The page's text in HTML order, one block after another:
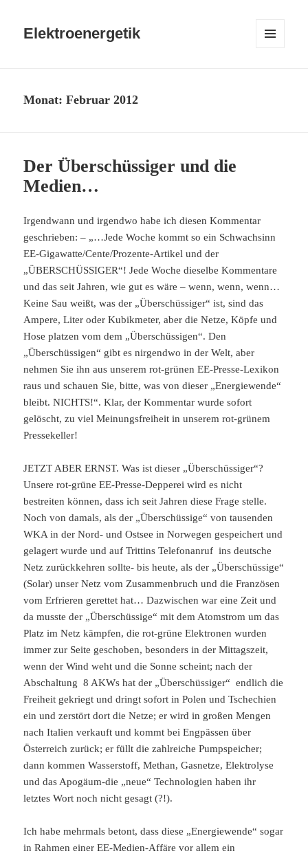
Elektroenergetik
Monat:Februar 2012
Der Überschüssiger und die
Medien…
Irgendwann und irgendwo habe ich diesen Kommentar
geschrieben: – „…Jede Woche kommt so ein Schwachsinn
EE-Gigawatte/Cente/Prozente-Artikel und der
„ÜBERSCHÜSSIGER“! Jede Woche dieselbe Kommentare
und das seit Jahren, wie gut es wäre – wenn, wenn, wenn…
Keine Sau weißt, was der „Überschüssiger“ ist, sind das
Ampere, Liter oder Kubikmeter, aber die Netze, Köpfe und
Hose platzen vom dem „Überschüssigen“. Den
„Überschüssigen“ gibt es nirgendwo in der Welt, aber
nehmen Sie ihn aus unserem rot-grünen EE-Presse-Lexikon
raus und schauen Sie, bitte, was von dieser „Energiewende“
bleibt. NICHTS!“. Klar, der Kommentar wurde sofort
gelöscht, zu viel Meinungsfreiheit in unserem rot-grünem
Pressekeller!
JETZT ABER ERNST. Was ist dieser „Überschüssiger“?
Unsere rot-grüne EE-Presse-Depperei wird es nicht
bestreiten können, dass ich seit Jahren diese Frage stelle.
Noch von damals, als der „Überschüssige“ von tausenden
WKA in der Nord- und Ostsee in Norwegen gespeichert und
gelagert wurde und auf Trittins Telefonanruf ins deutsche
Netz zurückkehren sollte- bis heute, als der „Überschüssige“
(Solar) unser Netz vom Zusammenbruch und die Französen
vom Erfrieren gerettet hat… Dazwischen war eine Zeit und
da musste der „Überschüssige“ mit dem Atomstrom um das
Platz im Netz kämpfen, die rot-grüne Elektronen wurden
immer zur Seite geschoben, besonders in der Mittagszeit,
wenn der Wind weht und die Sonne scheint; nach der
Abschaltung 8 AKWs hat der „Überschüssiger“ endlich die
Freiheit gekriegt und dringt sofort in Polen und Tschechien
ein und zerstört dort die Netze; er wird in großen Mengen
nach Italien verkauft und kommt bei Engpässen über
Österreich zurück; er füllt die zahlreiche Pumpspeicher;
dann kommen Wasserstoff, Methan, Gasnetze, Elektrolyse
und das Apogäum-die „neue“ Technologien haben ihr
letztes Wort noch nicht gesagt (?!).
Ich habe mehrmals betont, dass diese „Energiewende“ sogar
in Rahmen einer EE-Medien-Affäre vor allem ein